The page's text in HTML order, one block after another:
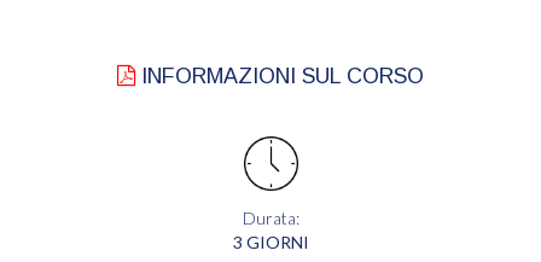
INFORMAZIONI SUL CORSO
Durata:
3 GIORNI